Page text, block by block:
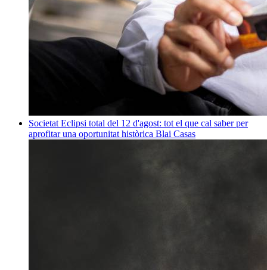
Societat Eclipsi total del 12 d'agost: tot el que cal saber per
aprofitar una oportunitat històrica Blai Casas